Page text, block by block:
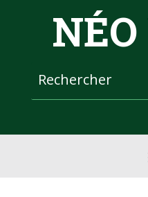
NÉO